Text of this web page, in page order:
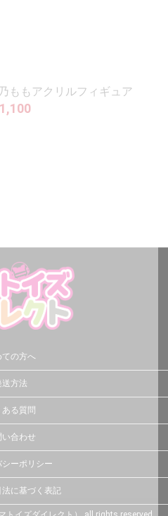
ももアクリルフィギュア
ての方へ
送方法
ある質問
い合わせ
シーポリシー
に基づく表記